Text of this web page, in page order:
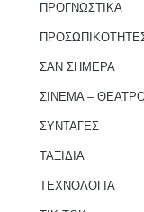
ΠΡΟΓΝΩΣΤΙΚΑ
ΣΑΝ ΣΗΜΕΡΑ
ΣΙΝΕΜΑ –
ΣΥΝΤΑΓΕΣ
ΤΑΞΙΔΙΑ
ΤΕΧΝΟΛΟΓΙΑ